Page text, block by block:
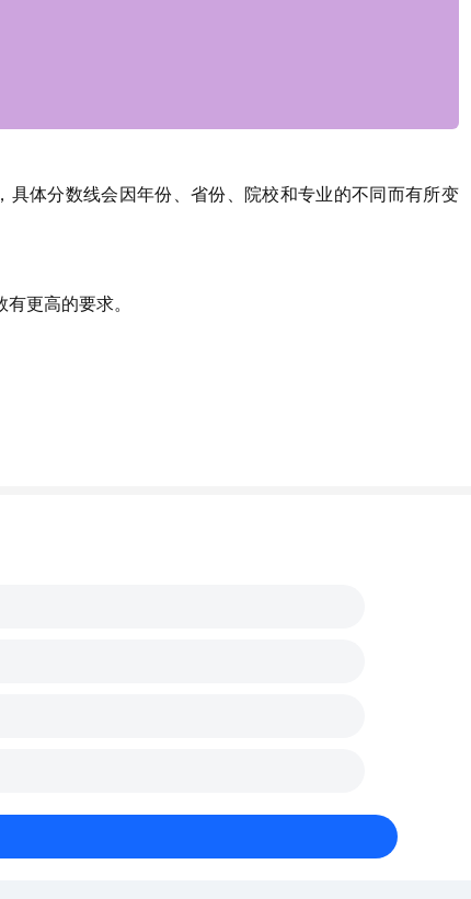
体分数线会因年份、省份、院校和专业的不同而有所变
更高的要求。